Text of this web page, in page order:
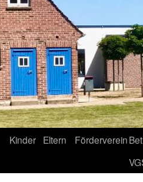
Kinder Eltern Förderverein